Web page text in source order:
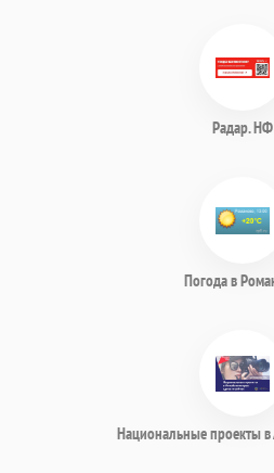
Радар. НФ
Погода в
Национальные проекты в